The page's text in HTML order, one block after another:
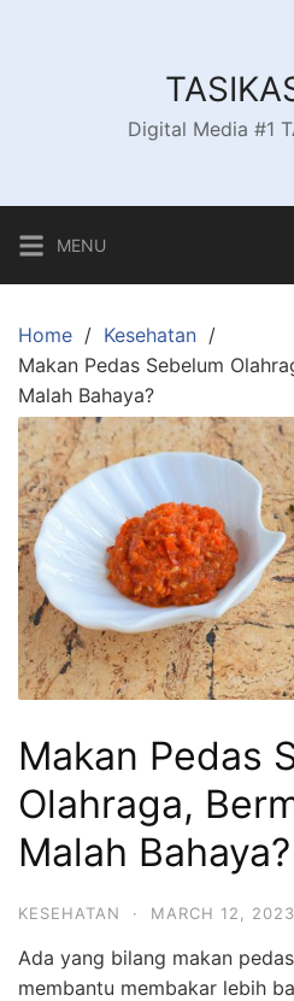
Digital Media #1
MENU
Home
Kesehatan
Makan Pedas Sebelum
Malah Bahaya?
Makan Pedas
Olahraga,
Malah Bahaya?
KESEHATAN · MARCH 12, 2023
Ada yang bilang makan
membantu membakar lebih